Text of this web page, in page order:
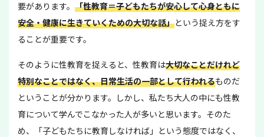
要があります。 「性教育＝子どもたちが安心して心身ともに
安全・健康に生きていくための大切な話」という捉え方をす
ることが重要です。
そのように性教育を捉えると、性教育は大切なことだけれど
特別なことではなく、日常生活の一部として行われるものだ
ということが分かります。しかし、私たち大人の中にも性教
育について学んでこなかった人が多いと思います。そのた
め、「子どもたちに教育しなければ」という態度ではなく、